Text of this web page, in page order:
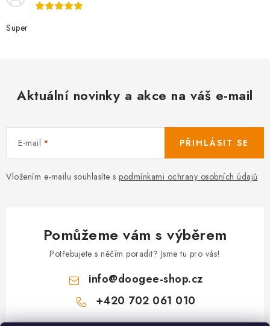
Super
Aktuální novinky a akce na váš e-mail
E-mail
Vložením e-mailu souhlasíte s podmínkami ochrany osobních údajů
PŘIHLÁSIT SE
Pomůžeme vám s výběrem
Potřebujete s něčím poradit? Jsme tu pro vás!
info@doogee-shop.cz
+420 702 061 010